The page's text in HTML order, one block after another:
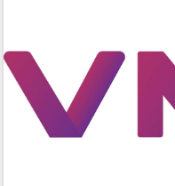
Rvê
Phó Thủ tướng Chính phủ Mai Văn
Chính chia sẻ, động viên người dân
chịu ảnh hưởng nặng từ bão số 13
Chủ tịch UBND tỉnh kiểm tra công tác